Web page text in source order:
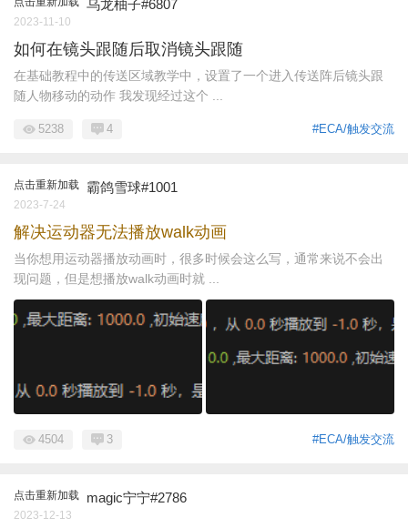
乌龙柚子#6807
2023-11-10
如何在镜头跟随后取消镜头跟随
在基础教程中的传送区域教学中，设置了一个进入传送阵后镜头跟
随人物移动的动作 我发现经过这个 ...
#ECA/触发交流
5238 4
点击重新加载 霸鸽雪球#1001
2023-7-24
解决运动器无法播放walk动画
当你想用运动器播放动画时，很多时候会这么写，通常来说不会出
现问题，但是想播放walk动画时就 ...
#ECA/触发交流
4504 3
点击重新加载 magic宁宁#2786
2023-12-13